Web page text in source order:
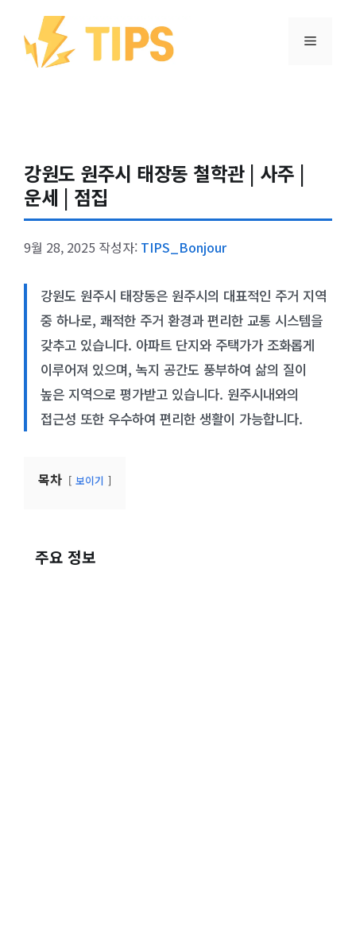
건너뛰기
메뉴
강원도 원주시 태장동 철학관 | 사주 |
운세 | 점집
9월 28, 2025 작성자: TIPS_Bonjour
강원도 원주시 태장동은 원주시의 대표적인 주거 지역
중 하나로, 쾌적한 주거 환경과 편리한 교통 시스템을
갖추고 있습니다. 아파트 단지와 주택가가 조화롭게
이루어져 있으며, 녹지 공간도 풍부하여 삶의 질이
높은 지역으로 평가받고 있습니다. 원주시내와의
접근성 또한 우수하여 편리한 생활이 가능합니다.
목차 보이기
주요 정보